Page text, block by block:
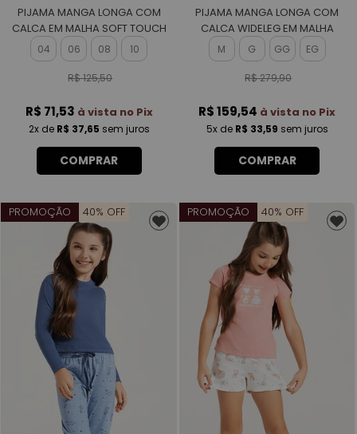
PIJAMA MANGA LONGA COM
CALCA EM MALHA SOFT TOUCH
FEMININO
04 06 08 10
R$ 125,50
R$ 71,53 à vista no Pix
2xde R$ 37,65 sem juros
COMPRAR
PIJAMA MANGA LONGA COM
CALCA WIDELEG EM MALHA
ROTATIVA FEMININO
M G GG EG
R$ 279,90
R$ 159,54 à vista no Pix
5xde R$ 33,59 sem juros
COMPRAR
PROMOÇÃO 40% OFF PROMOÇÃO 40% OFF